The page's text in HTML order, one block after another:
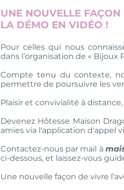
UNE NOUVELLE
LA DÉMO EN VIDÉO !
Pour celles qui nous
dans l’organisation de « Bijoux
Compte tenu du contexte,
permettre de poursuivre les
Plaisir et convivialité à
Devenez Hôtesse Maison
amies via l'application d'appel
Contactez-nous par mail à
ci-dessous, et laissez-vous
Une nouvelle façon de vivre